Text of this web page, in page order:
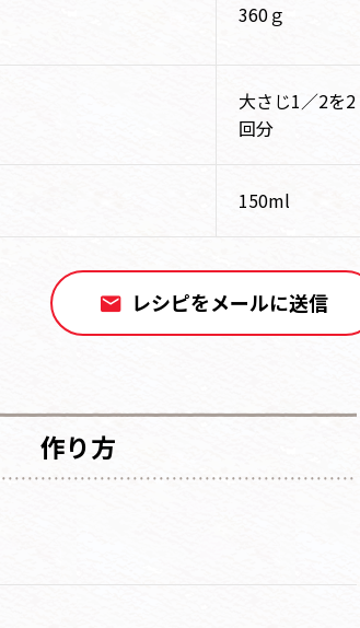
360ｇ
大さじ1／2を2
回分
150ml
レシピをメールに送信
作り方